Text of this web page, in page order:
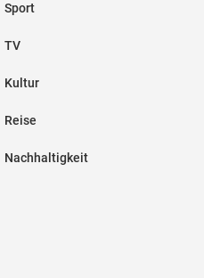
Sport
TV
Kultur
Reise
Nachhaltigkeit